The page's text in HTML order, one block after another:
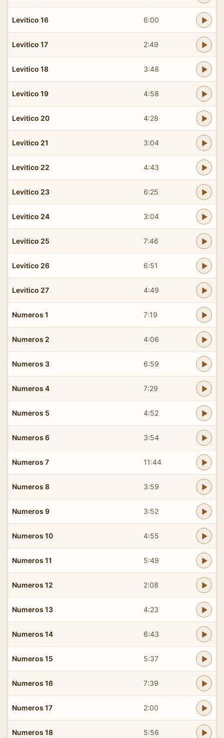
Levitico 16 6:00
Levitico 17 2:49
Levitico 18 3:48
Levitico 19 4:58
Levitico 20 4:28
Levitico 21 3:04
Levitico 22 4:43
Levitico 23 6:25
Levitico 24 3:04
Levitico 25 7:46
Levitico 26 6:51
Levitico 27 4:49
Numeros 1 7:19
Numeros 2 4:06
Numeros 3 6:59
Numeros 4 7:29
Numeros 5 4:52
Numeros 6 3:54
Numeros 7 11:44
Numeros 8 3:59
Numeros 9 3:52
Numeros 10 4:55
Numeros 11 5:49
Numeros 12 2:08
Numeros 13 4:23
Numeros 14 6:43
Numeros 15 5:37
Numeros 16 7:39
Numeros 17 2:00
Numeros 18 5:56